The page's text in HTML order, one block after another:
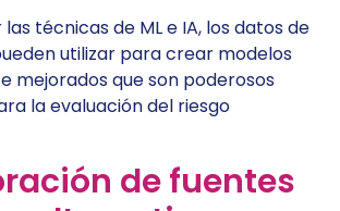
técnicas de ML e IA, los datos de
utilizar para crear modelos
mejorados que son poderosos
la evaluación del riesgo
de fuentes